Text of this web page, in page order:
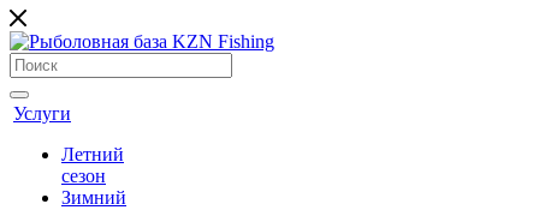
Услуги
Летний
сезон
Зимний